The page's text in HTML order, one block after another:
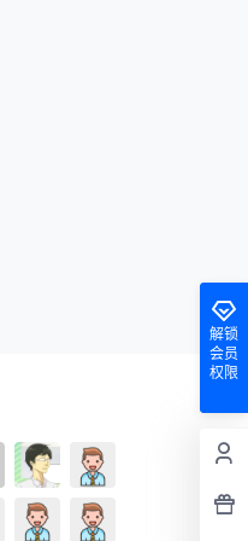
解锁
会员
权限